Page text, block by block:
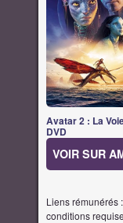
Avatar 2 : La
DVD
VOIR SUR
Liens rémunérés
conditions